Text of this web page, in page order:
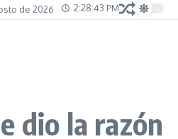
de 2026 2:28:44 PM
dio la razón